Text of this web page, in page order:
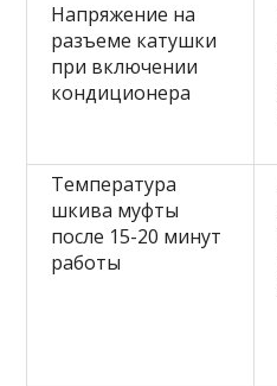
Напряжение на
разъеме катушки
при включении
кондиционера
Температура
шкива муфты
после 15-20 минут
работы